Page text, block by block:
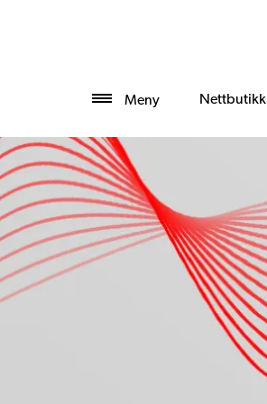
Meny Nettbutikk